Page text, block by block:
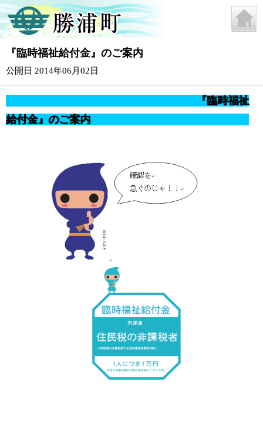
『臨時福祉給付金』のご案内
公開日 2014年06月02日
『臨時福祉
給付金』のご案内